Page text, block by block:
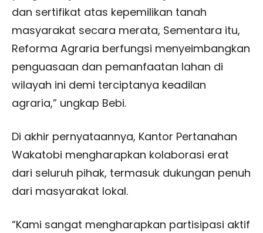
dan sertifikat atas kepemilikan tanah
masyarakat secara merata, Sementara itu,
Reforma Agraria berfungsi menyeimbangkan
penguasaan dan pemanfaatan lahan di
wilayah ini demi terciptanya keadilan
agraria,” ungkap Bebi.
Di akhir pernyataannya, Kantor Pertanahan
Wakatobi mengharapkan kolaborasi erat
dari seluruh pihak, termasuk dukungan penuh
dari masyarakat lokal.
“Kami sangat mengharapkan partisipasi aktif